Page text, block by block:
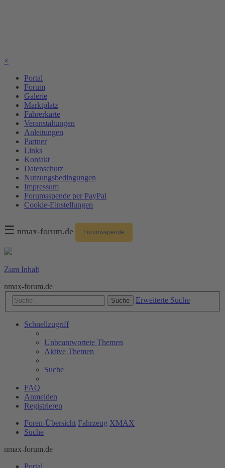
×
Portal
Forum
Galerie
Marktplatz
Fahrerkarte
Veranstaltungen
Anleitungen
Partner
Links
Kontakt
Datenschutz
Nutzungsbedingungen
Impressum
Forumsspende per PayPal
Cookie-Einstellungen
☰ nmax-forum.de Forumsspende
Zum Inhalt
nmax-forum.de
Suche Erweiterte Suche
Schnellzugriff
Unbeantwortete Themen
Aktive Themen
Suche
FAQ
Anmelden
Registrieren
Foren-Übersicht Fahrzeug XMAX
Suche
nmax-forum.de
Portal